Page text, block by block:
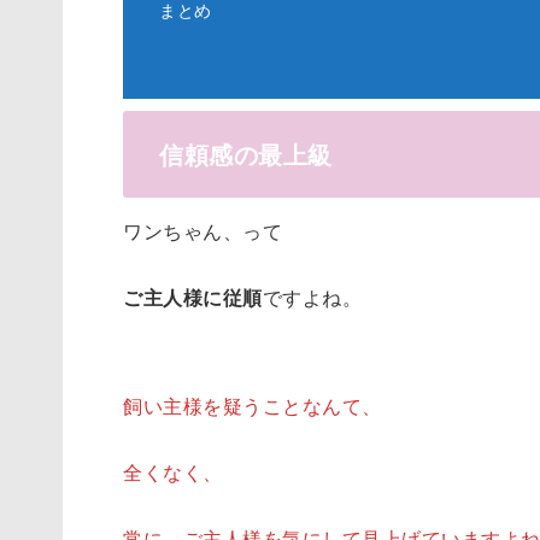
まとめ
信頼感の最上級
ワンちゃん、って
ご主人様に従順ですよね。
飼い主様を疑うことなんて、
全くなく、